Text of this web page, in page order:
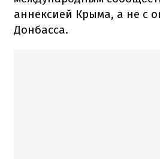
аннексией Крыма, а не с
Донбасса.